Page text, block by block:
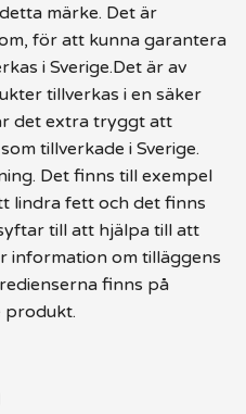
märke. Det är
för att kunna garantera
i Sverige.Det är av
tillverkas i en säker
det extra tryggt att
tillverkade i Sverige.
Det finns till exempel
lindra fett och det finns
till att hjälpa till att
information om tilläggens
finns på
produkt.